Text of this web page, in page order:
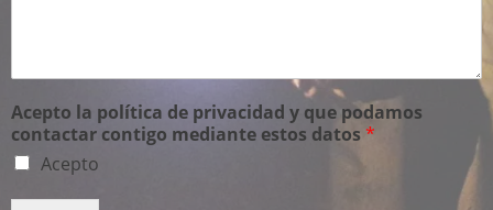
Acepto la política de privacidad y que podamos
contactar contigo mediante estos datos*
Acepto